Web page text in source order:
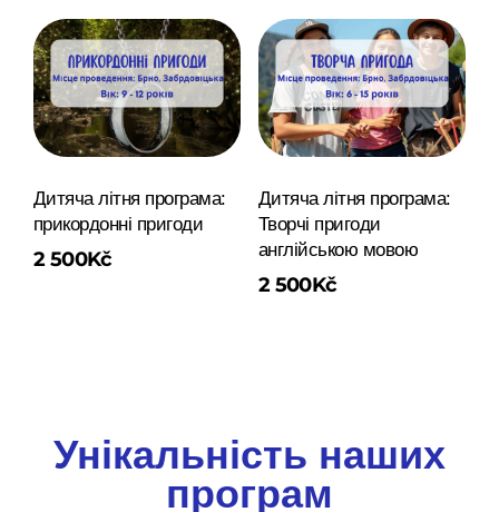
Дитяча літня програма:
прикордонні пригоди
2 500Kč
Дитяча літня програма:
Творчі пригоди
англійською мовою
2 500Kč
Унікальність наших
програм